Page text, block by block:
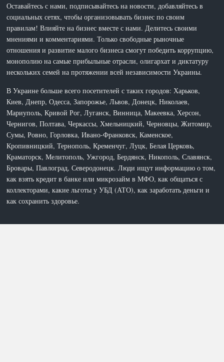
Оставайтесь с нами, подписывайтесь на новости, добавляйтесь в
социальных сетях, чтобы организовывать бизнес по своим
правилам! Влияйте на бизнес вместе с нами. Делитесь своими
мнениями и комментариями. Только свободные рыночные
отношения и развитие малого бизнеса смогут победить коррупцию,
монополию на самые прибыльные отрасли, олигархат и диктатуру
нескольких семей на протяжении всей независимости Украины.
В Украине больше всего посетителей с таких городов: Харьков,
Киев, Днепр, Одесса, Запорожье, Львов, Донецк, Николаев,
Мариуполь, Кривой Рог, Луганск, Винница, Макеевка, Херсон,
Чернигов, Полтава, Черкассы, Хмельницкий, Черновцы, Житомир,
Сумы, Ровно, Горловка, Ивано-Франковск, Каменское,
Кропивницкий, Тернополь, Кременчуг, Луцк, Белая Церковь,
Краматорск, Мелитополь, Ужгород, Бердянск, Никополь, Славянск,
Бровары, Павлоград, Северодонецк. Люди ищут информацию о том,
как взять кредит в банке или микрозайм в МФО, как общаться с
коллекторами, какие льготы у УБД (АТО), как заработать деньги и
как сохранить здоровье.